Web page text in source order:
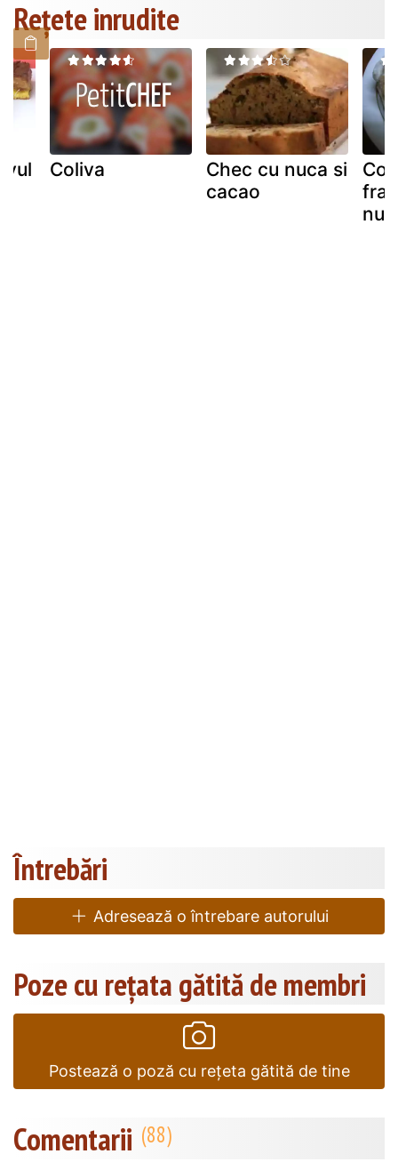
Rețete inrudite
Coliva
Chec cu nuca si
cacao
Întrebări
Adresează o întrebare autorului
Poze cu rețata gătită de membri
Postează o poză cu rețeta gătită de tine
Comentarii